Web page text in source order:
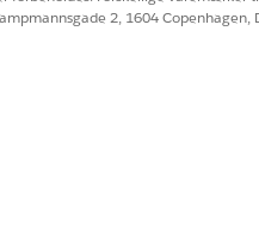
2, 1604 Copenhagen,